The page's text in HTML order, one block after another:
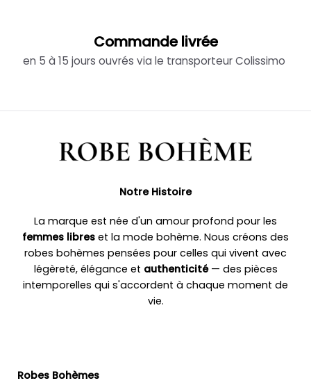
Commande livrée
en 5 à 15 jours ouvrés via le transporteur Colissimo
Notre Histoire
La marque est née d'un amour profond pour les
femmes libres et la mode bohème. Nous créons des
robes bohèmes pensées pour celles qui vivent avec
légèreté, élégance et authenticité— des pièces
intemporelles qui s'accordent à chaque moment de
vie.
Robes Bohèmes